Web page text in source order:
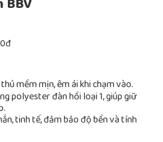
BBV
mềm mịn, êm ái khi chạm vào.
polyester đàn hồi loại 1, giúp giữ
tinh tế, đảm bảo độ bền và tính